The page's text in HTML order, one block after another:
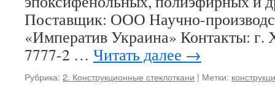
Поставщик: ООО Научно-
«Императив Украина» Контакты: г.
7777-2 … Читать далее →
Рубрика: 2. Конструкционные стеклоткани | Метки: